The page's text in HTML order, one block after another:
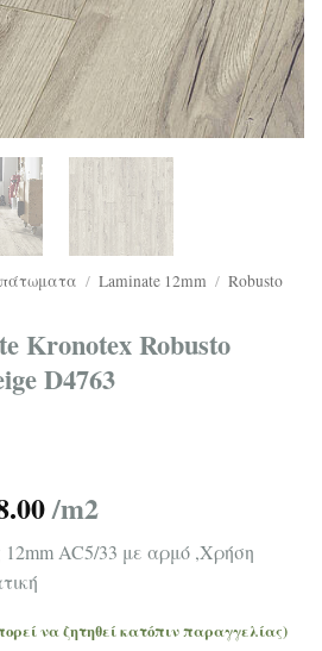
/ Laminate 12mm / Robusto
Kronotex Robusto
D4763
/m2
12mm AC5/33 με αρμό ,Χρήση
να ζητηθεί κατόπιν παραγγελίας)